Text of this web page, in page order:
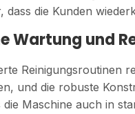
dass die Kunden
Wartung und
Reinigungsroutinen
und die robuste
die Maschine auch in